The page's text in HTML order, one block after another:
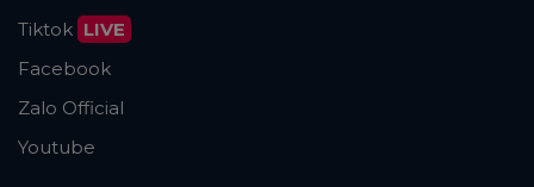
Tiktok LIVE
Facebook
Zalo Official
Youtube